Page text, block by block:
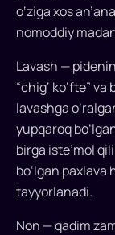
o‘ziga xos
nomoddiy
Lavash —
“chig‘ ko‘fte”
lavashga
yupqaroq
birga iste’mol
bo‘lgan paxlava
tayyorlanadi.
Non — qadim